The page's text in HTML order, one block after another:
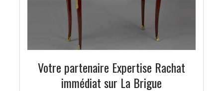
Votre partenaire Expertise Rachat
immédiat sur La Brigue